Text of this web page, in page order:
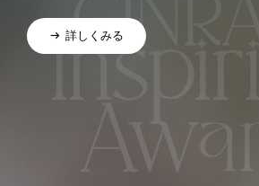
詳しくみる